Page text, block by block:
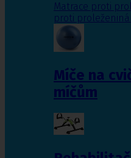
Matrace proti
proti
Míče na
míčům